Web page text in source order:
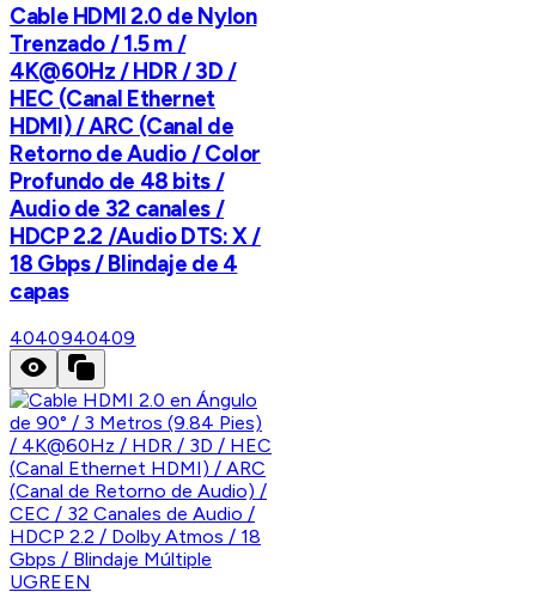
Cable HDMI 2.0 de Nylon
Trenzado / 1.5 m /
4K@60Hz / HDR / 3D /
HEC (Canal Ethernet
HDMI) / ARC (Canal de
Retorno de Audio / Color
Profundo de 48 bits /
Audio de 32 canales /
HDCP 2.2 /Audio DTS: X /
18 Gbps / Blindaje de 4
capas
4040940409
UGREEN